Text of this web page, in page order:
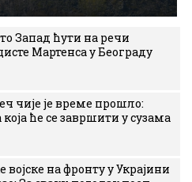
Запад ћути на речи
Мартенса у Београду
чије је време прошло:
ће се завршити у сузама
на фронту у Украјини